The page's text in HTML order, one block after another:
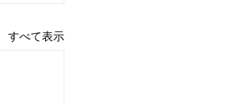
すべて表示